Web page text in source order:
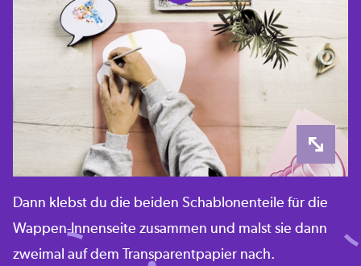
Dann klebst du die beiden Schablonenteile für die
Wappen-Innenseite zusammen und malst sie dann
zweimal auf dem Transparentpapier nach.